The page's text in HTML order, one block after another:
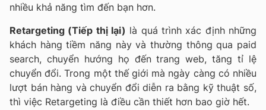
nhiều khả năng tìm đến bạn hơn.
Retargeting (Tiếp thị lại) là quá trình xác định những
khách hàng tiềm năng này và thường thông qua paid
search, chuyển hướng họ đến trang web, tăng tỉ lệ
chuyển đổi. Trong một thế giới mà ngày càng có nhiều
lượt bán hàng và chuyển đổi diễn ra bằng kỹ thuật số,
thì việc Retargeting là điều cần thiết hơn bao giờ hết.